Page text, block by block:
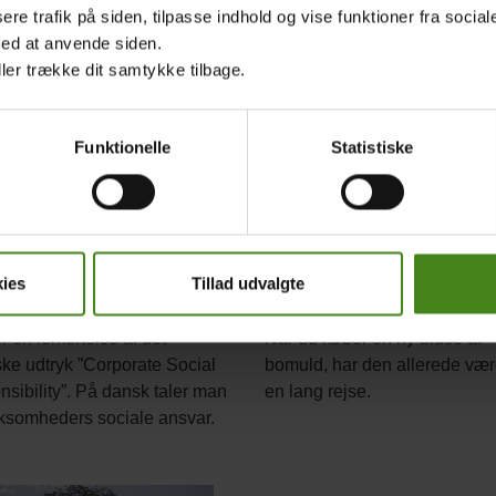
trafik på siden, tilpasse indhold og vise funktioner fra
at anvende siden.
trække dit samtykke tilbage.
Funktionelle Statistiske
Tillad udvalgte
kan hjælpe
passe på jorden.
produktion
en forkortelse af det
udtryk ”Corporate Social
På dansk taler man
sociale ansvar.
Fra blomst til bluse
Body
Når du køber en ny bluse af
bomuld, har den allerede
en lang rejse.